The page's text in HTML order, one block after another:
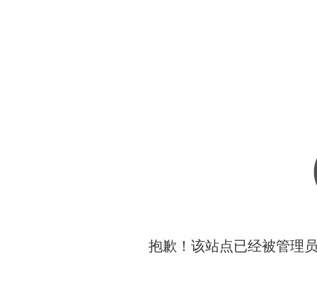
抱歉！该站点已经被管理